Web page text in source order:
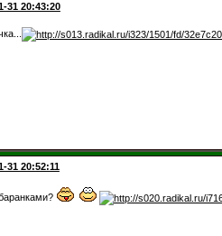
31 20:43:20
31 20:52:11